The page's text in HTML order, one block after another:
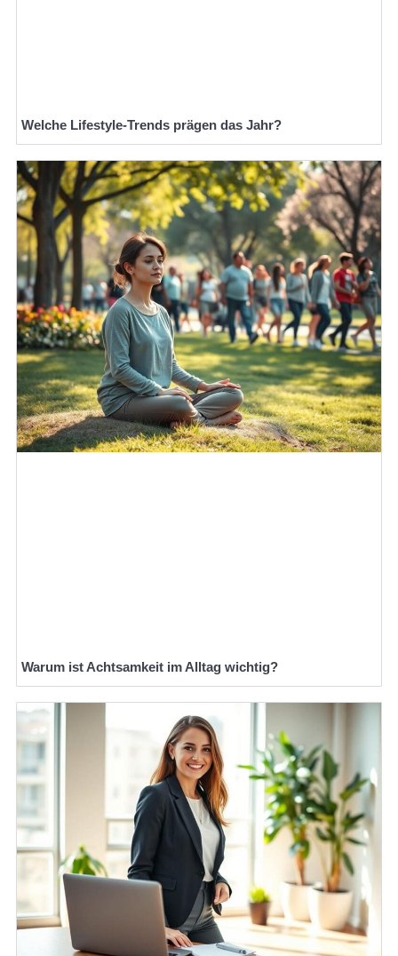
Welche Lifestyle-Trends prägen das Jahr?
Warum ist Achtsamkeit im Alltag wichtig?